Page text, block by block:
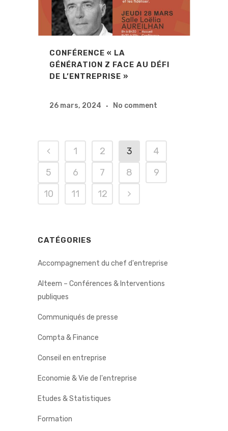
CONFÉRENCE « LA
GÉNÉRATION Z FACE AU DÉFI
DE L’ENTREPRISE »
26 mars, 2024 No comment
1 2 3
4
5
6 7 8
9
10
11 12
CATÉGORIES
Accompagnement du chef d'entreprise
Alteem – Conférences & Interventions
publiques
Communiqués de presse
Compta & Finance
Conseil en entreprise
Economie & Vie de l'entreprise
Etudes & Statistiques
Formation